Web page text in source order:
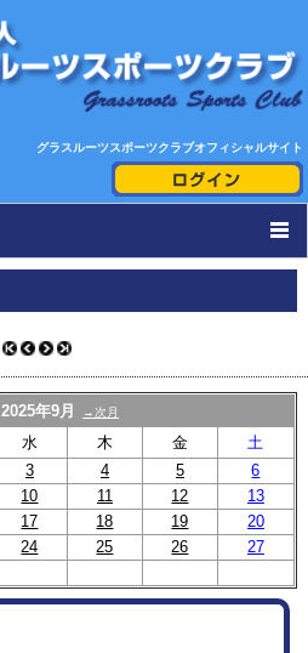
グラスルーツスポーツクラブオフィシャルサイト
2025年9月 →次月
水 木 金
土
3 4 5
6
10 11 12
13
17 18 19
20
24 25 26
27